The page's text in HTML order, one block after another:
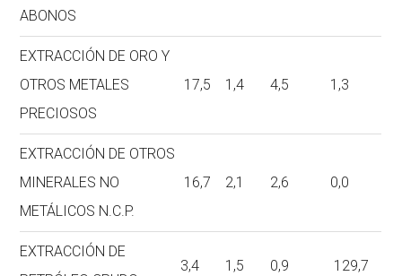
ABONOS
EXTRACCIÓN DE ORO Y
OTROS METALES
PRECIOSOS
17,5 1,4 4,5 1,3
EXTRACCIÓN DE OTROS
MINERALES NO
METÁLICOS N.C.P.
16,7 2,1 2,6 0,0
EXTRACCIÓN DE
3,4 1,5 0,9 129,7